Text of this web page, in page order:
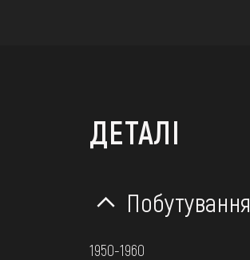
ДЕТАЛІ
Побутування
1950-1960